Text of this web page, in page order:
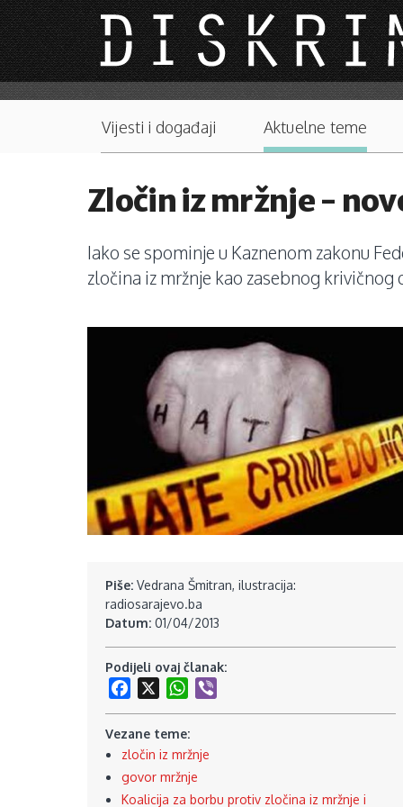
Skip to main content
Main menu
Vijesti i događaji Aktuelne teme
Zločin iz mržnje -
Iako se spominje u Kaznenom zakonu
zločina iz mržnje kao zasebnog
Piše: Vedrana Šmitran, ilustracija:
radiosarajevo.ba
Datum: 01/04/2013
Podijeli ovaj članak:
Facebook
WhatsApp
Vezane teme:
zločin iz mržnje
govor mržnje
Koalicija za borbu protiv zločina iz mržnje i